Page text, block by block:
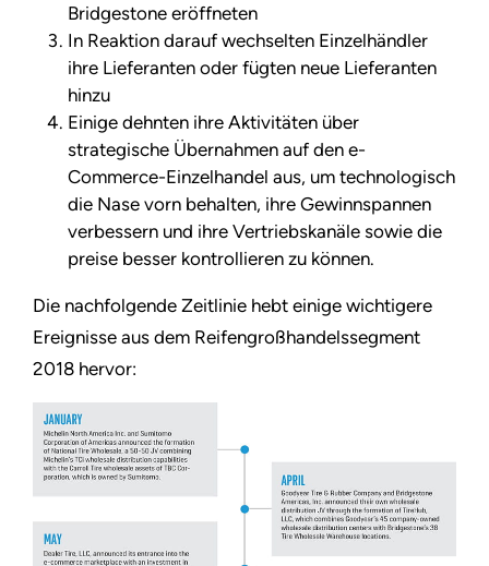
Bridgestone eröffneten
In Reaktion darauf wechselten Einzelhändler
ihre Lieferanten oder fügten neue Lieferanten
hinzu
Einige dehnten ihre Aktivitäten über
strategische Übernahmen auf den e-
Commerce-Einzelhandel aus, um technologisch
die Nase vorn behalten, ihre Gewinnspannen
verbessern und ihre Vertriebskanäle sowie die
preise besser kontrollieren zu können.
Die nachfolgende Zeitlinie hebt einige wichtigere
Ereignisse aus dem Reifengroßhandelssegment
2018 hervor: